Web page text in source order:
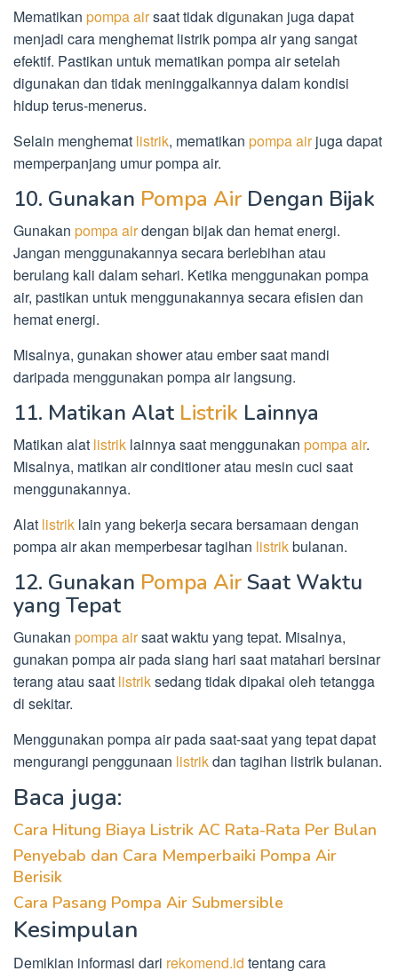
Mematikan pompa airsaat tidak digunakan juga dapat
menjadi cara menghemat listrik pompa air yang sangat
efektif. Pastikan untuk mematikan pompa air setelah
digunakan dan tidak meninggalkannya dalam kondisi
hidup terus-menerus.
Selain menghemat listrik, mematikan pompa airjuga dapat
memperpanjang umur pompa air.
10. Gunakan Pompa Air Dengan Bijak
Gunakan pompa airdengan bijak dan hemat energi.
Jangan menggunakannya secara berlebihan atau
berulang kali dalam sehari. Ketika menggunakan pompa
air, pastikan untuk menggunakannya secara efisien dan
hemat energi.
Misalnya, gunakan shower atau ember saat mandi
daripada menggunakan pompa air langsung.
11. Matikan Alat Listrik Lainnya
Matikan alat listrik lainnya saat menggunakan pompa air.
Misalnya, matikan air conditioner atau mesin cuci saat
menggunakannya.
Alat listrik lain yang bekerja secara bersamaan dengan
pompa air akan memperbesar tagihan listrikbulanan.
12. Gunakan Pompa AirSaat Waktu
yang Tepat
Gunakan pompa airsaat waktu yang tepat. Misalnya,
gunakan pompa air pada siang hari saat matahari bersinar
terang atau saat listriksedang tidak dipakai oleh tetangga
di sekitar.
Menggunakan pompa air pada saat-saat yang tepat dapat
mengurangi penggunaan listrikdan tagihan listrik bulanan.
Baca juga:
Cara Hitung Biaya Listrik AC Rata-Rata Per Bulan
Penyebab dan Cara Memperbaiki Pompa Air
Berisik
Cara Pasang Pompa Air Submersible
Kesimpulan
Demikian informasi dari rekomend.id tentang cara